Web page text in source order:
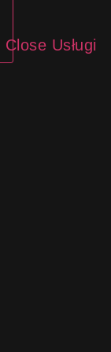
Close Usługi